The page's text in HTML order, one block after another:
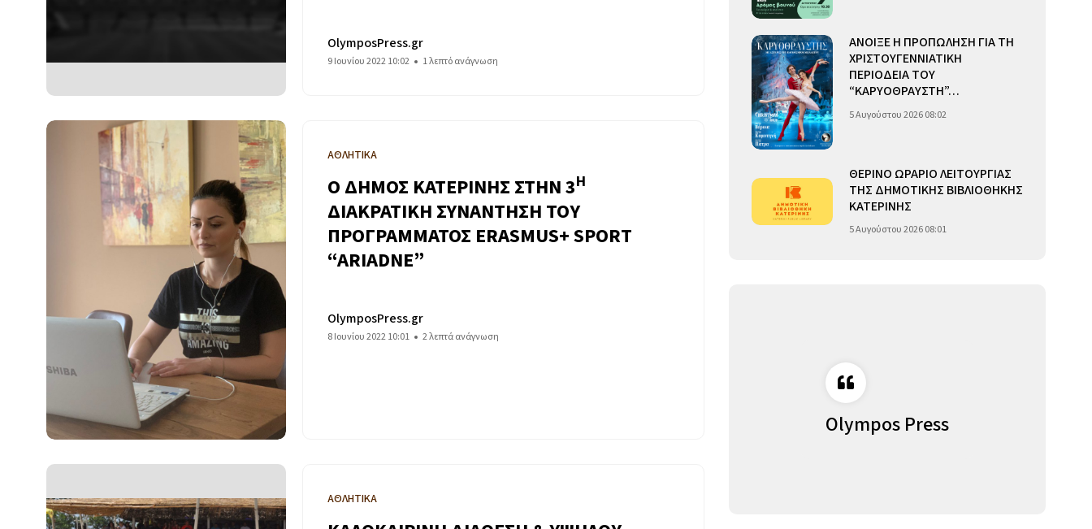
OlymposPress.gr
9 Ιουνίου 2022 10:02 1 λεπτό ανάγνωση
ΑΘΛΗΤΙΚΑ
Ο ΔΗΜΟΣ ΚΑΤΕΡΙΝΗΣ ΣΤΗΝ 3Η
ΔΙΑΚΡΑΤΙΚΗ ΣΥΝΑΝΤΗΣΗ ΤΟΥ
ΠΡΟΓΡΑΜΜΑΤΟΣ ERASMUS+ SPORT
“ARIADNE”
OlymposPress.gr
8 Ιουνίου 2022 10:01 2 λεπτά ανάγνωση
ΑΘΛΗΤΙΚΑ
ΑΝΟΙΞΕ Η ΠΡΟΠΩΛΗΣΗ ΓΙΑ ΤΗ
ΧΡΙΣΤΟΥΓΕΝΝΙΑΤΙΚΗ
ΠΕΡΙΟΔΕΙΑ ΤΟΥ
“ΚΑΡΥΟΘΡΑΥΣΤΗ”…
5 Αυγούστου 2026 08:02
ΘΕΡΙΝΟ ΩΡΑΡΙΟ ΛΕΙΤΟΥΡΓΙΑΣ
ΤΗΣ ΔΗΜΟΤΙΚΗΣ ΒΙΒΛΙΟΘΗΚΗΣ
ΚΑΤΕΡΙΝΗΣ
5 Αυγούστου 2026 08:01
Olympos Press